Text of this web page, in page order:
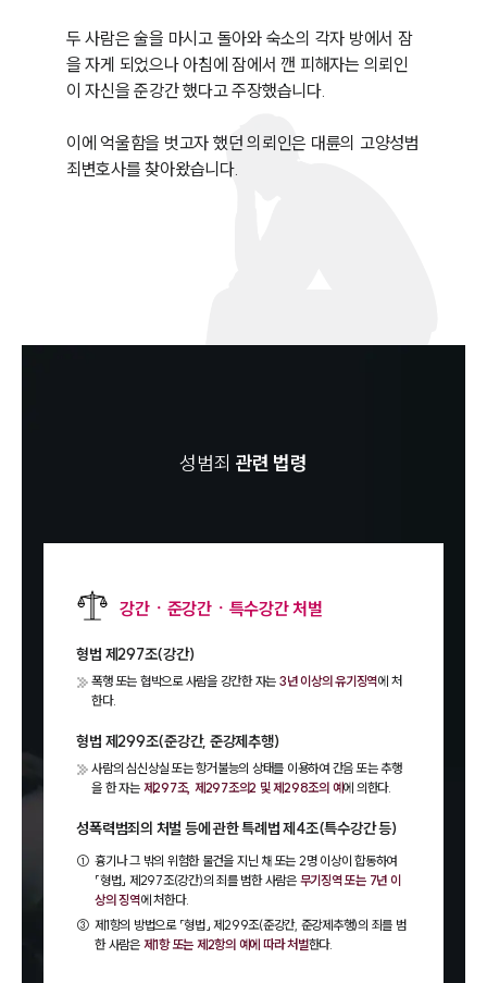
두 사람은 술을 마시고 돌아와 숙소의 각자 방에서 잠
을 자게 되었으나 아침에 잠에서 깬 피해자는 의뢰인
이 자신을 준강간 했다고 주장했습니다.
이에 억울함을 벗고자 했던 의뢰인은 대륜의 고양성범
죄변호사를 찾아왔습니다.
성범죄 관련 법령
강간ㆍ준강간ㆍ특수강간 처벌
형법 제297조(강간)
폭행 또는 협박으로 사람을 강간한 자는 3년 이상의 유기징역에 처
한다.
형법 제299조(준강간, 준강제추행)
사람의 심신상실 또는 항거불능의 상태를 이용하여 간음 또는 추행
을 한 자는 제297조, 제297조의2 및 제298조의 예에 의한다.
성폭력범죄의 처벌 등에 관한 특례법 제4조(특수강간 등)
① 흉기나 그 밖의 위험한 물건을 지닌 채 또는 2명 이상이 합동하여
「형법」 제297조(강간)의 죄를 범한 사람은 무기징역 또는 7년 이
상의 징역에 처한다.
③ 제1항의 방법으로 「형법」 제299조(준강간, 준강제추행)의 죄를 범
한 사람은 제1항 또는 제2항의 예에 따라 처벌한다.